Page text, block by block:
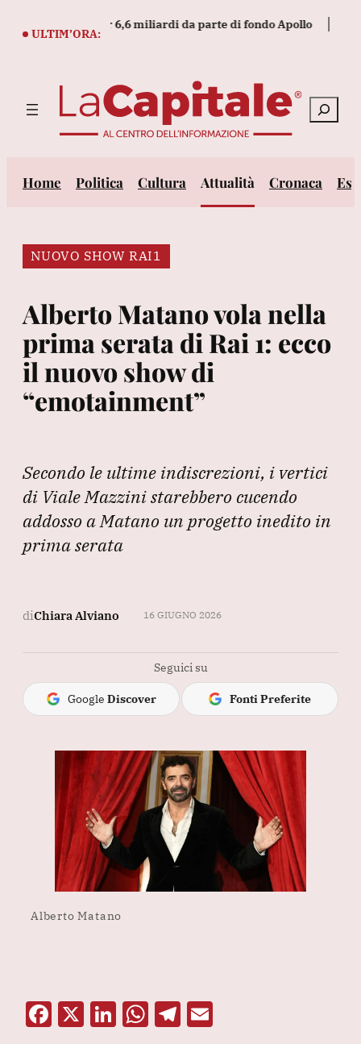
ULTIM’ORA:
acquisizione per 6,6 miliardi da parte di fondo Apollo
Cerca
Home Politica Cultura Attualità Cronaca
NUOVO SHOW RAI1
Alberto Matano vola nella
prima serata di Rai 1: ecco
il nuovo show di
“emotainment”
Secondo le ultime indiscrezioni, i vertici
di Viale Mazzini starebbero cucendo
addosso a Matano un progetto inedito in
prima serata
diChiara Alviano 16 GIUGNO 2026
Seguici su
Google Discover Fonti Preferite
Alberto Matano
F X Li W T